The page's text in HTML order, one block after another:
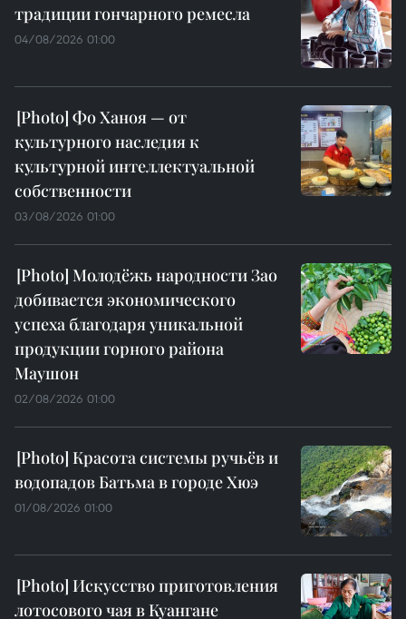
традиции гончарного ремесла
04/08/2026 01:00
Фо Ханоя — от
культурного наследия к
культурной интеллектуальной
собственности
03/08/2026 01:00
Молодёжь народности Зао
добивается экономического
успеха благодаря уникальной
продукции горного района
Маушон
02/08/2026 01:00
Красота системы ручьёв и
водопадов Батьма в городе Хюэ
01/08/2026 01:00
Искусство приготовления
лотосового чая в Куангане